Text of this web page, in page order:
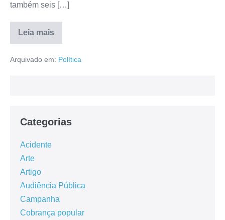
também seis […]
Leia mais
Arquivado em: Política
Categorias
Acidente
Arte
Artigo
Audiência Pública
Campanha
Cobrança popular